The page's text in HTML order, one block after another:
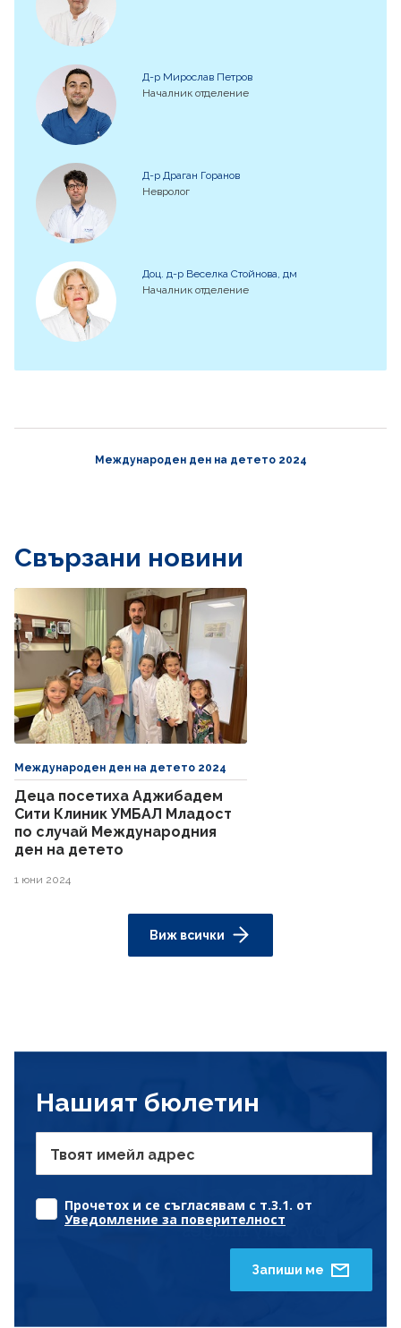
Д-р Мирослав Петров
Началник отделение
Д-р Драган Горанов
Невролог
Доц. д-р Веселка Стойнова, дм
Началник отделение
Международен ден на детето 2024
Свързани новини
Международен ден на детето 2024
Деца посетиха Аджибадем
Сити Клиник УМБАЛ Младост
по случай Международния
ден на детето
1 юни 2024
Виж всички
Нашият бюлетин
Твоят имейл адрес
Прочетох и се съгласявам с т.3.1. от
Уведомление за поверителност
Запиши ме